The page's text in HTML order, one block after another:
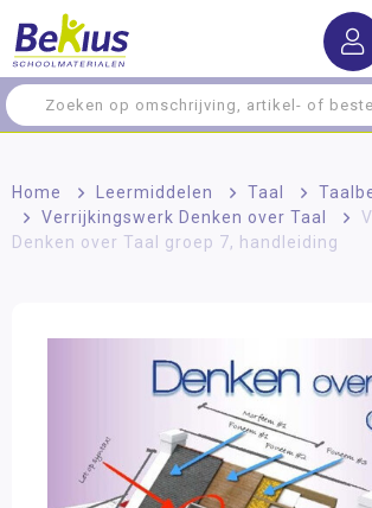
Home > Leermiddelen > Taal >
>
Verrijkingswerk Denken over Taal >
Denken over Taal groep 7, handleiding